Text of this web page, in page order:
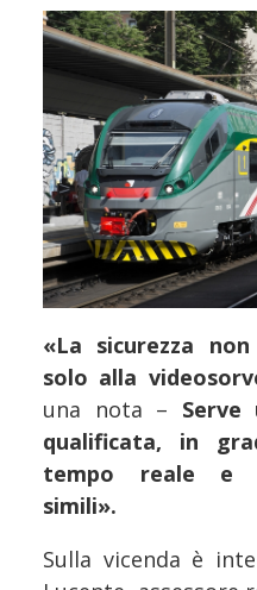
«La sicurezza
solo alla
una nota – Serve
qualificata, in
tempo reale e
simili».
Sulla vicenda è